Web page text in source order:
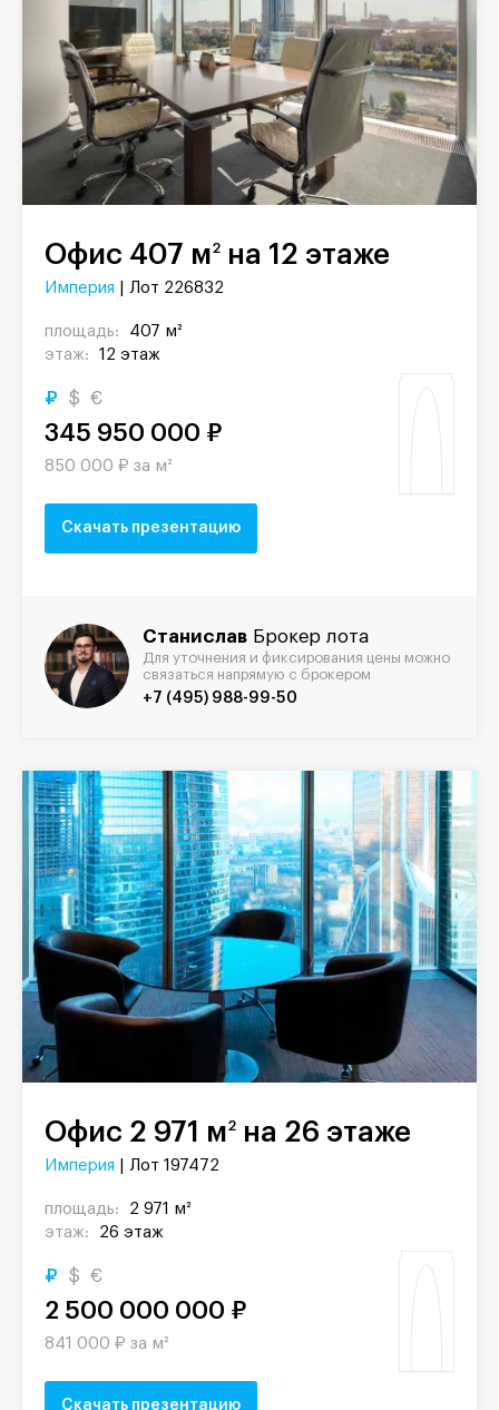
Офис 407 м2 на 12 этаже
Империя | Лот 226832
площадь:
407 м²
этаж:
12 этаж
₽ $ €
345 950 000 ₽
850 000 ₽ за м²
Скачать презентацию
Станислав Брокер лота
Для уточнения и фиксирования цены можно
связаться напрямую с брокером
+7 (495) 988-99-50
Офис 2 971 м2 на 26 этаже
Империя | Лот 197472
площадь:
2 971 м²
этаж:
26 этаж
₽ $ €
2 500 000 000 ₽
841 000 ₽ за м²
Скачать презентацию